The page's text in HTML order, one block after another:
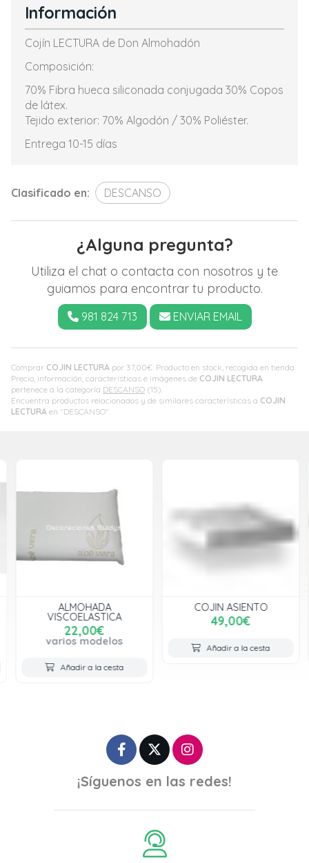
Comprar COJIN LECTURA por 37,00€ . Producto en stock, recogida en tienda.
Precio, información, características e imágenes de COJIN LECTURA
pertenece a la categoría DESCANSO (15).
Encuentra productos relacionados y de similares características a COJIN
LECTURA en "DESCANSO".
Información
Cojín LECTURA de Don Almohadón
Composición:
70% Fibra hueca siliconada conjugada 30% Copos
de látex.
Tejido exterior: 70% Algodón / 30% Poliéster.
Entrega 10-15 días
Clasificado en: DESCANSO
¿Alguna pregunta?
Utiliza el chat o contacta con nosotros y te
guiamos para encontrar tu producto.
981 824 713 ENVIAR EMAIL
ALMOHADA
VISCOELASTICA
22,00€
varios modelos
Añadir a la cesta
COJIN ASIENTO
49,00€
Añadir a la cesta
¡Síguenos en las redes!